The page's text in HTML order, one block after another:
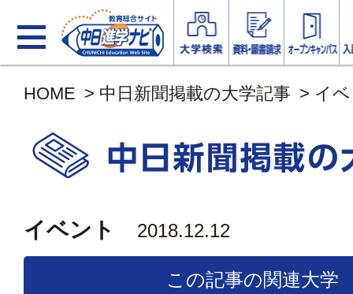
HOME > 中日新聞掲載の大学記事 > イ
イベント 2018.12.12
この記事の関連大学